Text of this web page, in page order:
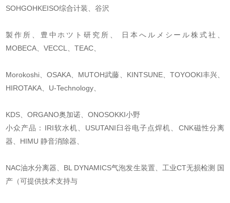
SOHGOHKEISO综合计装、谷沢
製作所、豊中ホツト研究所、 日本へルメシール株式社、
MOBECA、VECCL、TEAC、
Morokoshi、OSAKA、MUTOH武藤、KINTSUNE、TOYOOKI丰兴、
HIROTAKA、U-Technology、
KDS、ORGANO奥加诺、ONOSOKKI小野
小众产品：IRI软水机、USUTANI臼谷电子点焊机、CNK磁性分离
器、HIMU 静音消除器、
NAC油水分离器、BL DYNAMICS气泡发生装置、工业CT无损检测 国
产（可提供技术支持与